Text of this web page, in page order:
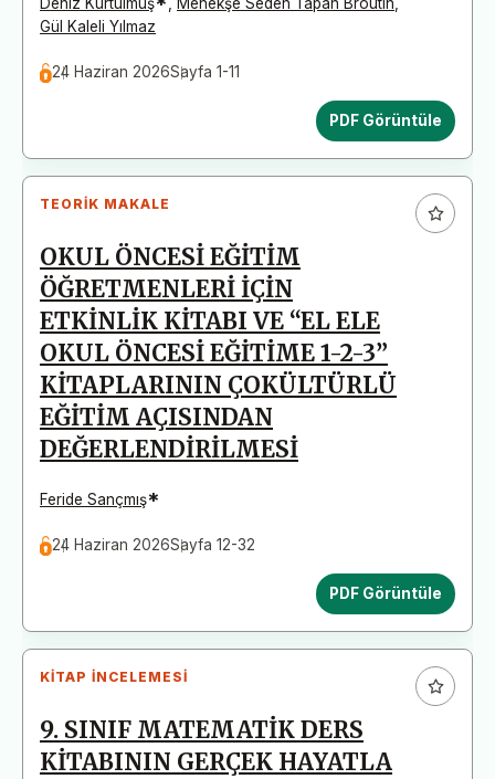
Gül Kaleli Yılmaz
24 Haziran 2026Sayfa 1-11
PDF Görüntüle
TEORIK MAKALE
OKUL ÖNCESİ EĞİTİM
ÖĞRETMENLERİ İÇİN
ETKİNLİK KİTABI VE “EL ELE
OKUL ÖNCESİ EĞİTİME 1-2-3”
KİTAPLARININ ÇOKÜLTÜRLÜ
EĞİTİM AÇISINDAN
DEĞERLENDİRİLMESİ
Feride Sançmış*
24 Haziran 2026Sayfa 12-32
PDF Görüntüle
KITAP İNCELEMESI
9. SINIF MATEMATİK DERS
KİTABININ GERÇEK HAYATLA